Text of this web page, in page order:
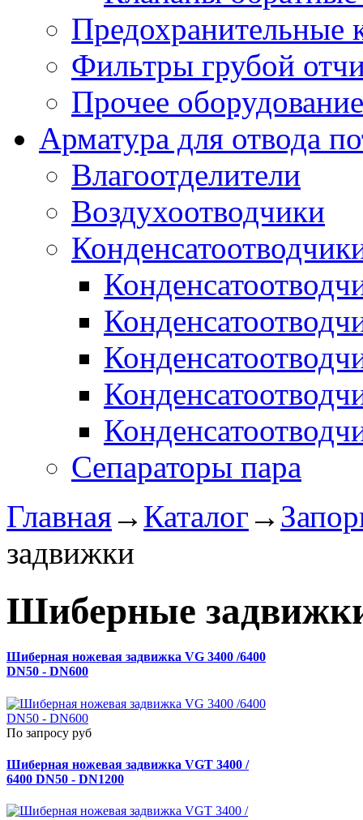
Предохранительные
Фильтры грубой
Прочее оборудование
Арматура для отвода
Влагоотделители
Воздухоотводчики
Сепараторы пара
Главная→ Каталог →
задвижки
Шиберные
Шиберная ножевая задвижка VG 3400 /6400
DN50 - DN600
По запросу руб
Шиберная ножевая задвижка VGT 3400 /
6400 DN50 - DN1200